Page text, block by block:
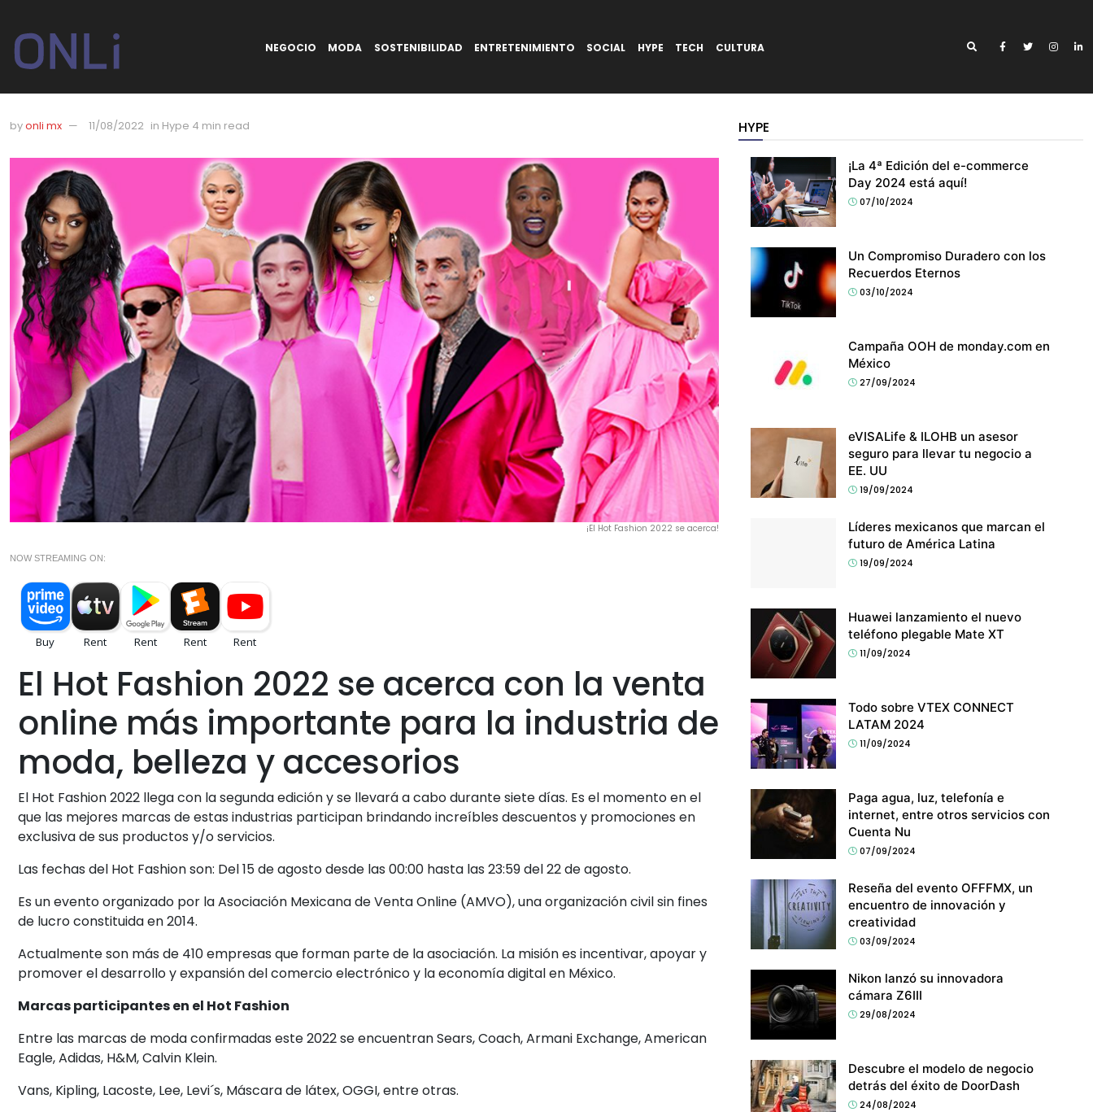
NEGOCIO MODA SOSTENIBILIDAD ENTRETENIMIENTO SOCIAL HYPE TECH CULTURA
byonli mx 11/08/2022 in Hype 4 min read
¡El Hot Fashion 2022 se acerca!
NOW STREAMING ON:
El Hot Fashion 2022 se acerca con la venta
online más importante para la industria de
moda, belleza y accesorios
El Hot Fashion 2022 llega con la segunda edición y se llevará a cabo durante siete días. Es el momento en el
que las mejores marcas de estas industrias participan brindando increíbles descuentos y promociones en
exclusiva de sus productos y/o servicios.
Las fechas del Hot Fashion son: Del 15 de agosto desde las 00:00 hasta las 23:59 del 22 de agosto.
Es un evento organizado por la Asociación Mexicana de Venta Online (AMVO), una organización civil sin fines
de lucro constituida en 2014.
Actualmente son más de 410 empresas que forman parte de la asociación. La misión es incentivar, apoyar y
promover el desarrollo y expansión del comercio electrónico y la economía digital en México.
Marcas participantes en el Hot Fashion
Entre las marcas de moda confirmadas este 2022 se encuentran Sears, Coach, Armani Exchange, American
Eagle, Adidas, H&M, Calvin Klein.
Vans, Kipling, Lacoste, Lee, Levi´s, Máscara de látex, OGGI, entre otras.
HYPE
¡La 4ª Edición del e-commerce
Day 2024 está aquí!
07/10/2024
Un Compromiso Duradero con los
Recuerdos Eternos
03/10/2024
Campaña OOH de monday.com en
México
27/09/2024
eVISALife & ILOHB un asesor
seguro para llevar tu negocio a
EE. UU
19/09/2024
Líderes mexicanos que marcan el
futuro de América Latina
19/09/2024
Huawei lanzamiento el nuevo
teléfono plegable Mate XT
11/09/2024
Todo sobre VTEX CONNECT
LATAM 2024
11/09/2024
Paga agua, luz, telefonía e
internet, entre otros servicios con
Cuenta Nu
07/09/2024
Reseña del evento OFFFMX, un
encuentro de innovación y
creatividad
03/09/2024
Nikon lanzó su innovadora
cámara Z6III
29/08/2024
Descubre el modelo de negocio
detrás del éxito de DoorDash
24/08/2024